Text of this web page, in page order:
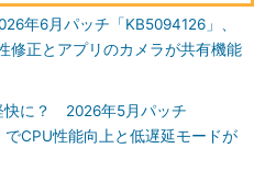
年6月パッチ「KB5094126」、
修正とアプリのカメラが共有機能
快に？ 2026年5月パッチ
でCPU性能向上と低遅延モードが